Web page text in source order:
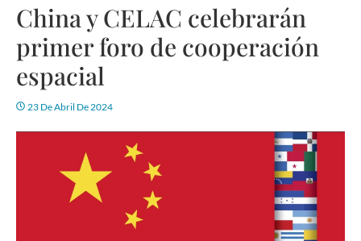
China y CELAC celebrarán
primer foro de cooperación
espacial
23 De Abril De 2024